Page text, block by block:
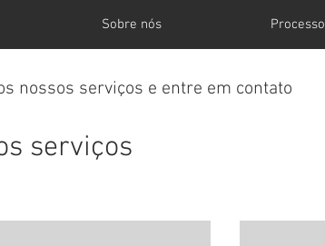
Sobre nós Processo
nossos serviços e entre em contato
serviços